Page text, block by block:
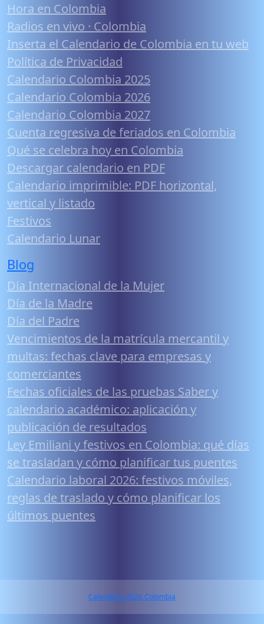
Hora en Colombia
Radios en vivo · Colombia
Inserta el Calendario de Colombia en tu web
Política de Privacidad
Calendario Colombia 2025
Calendario Colombia 2026
Calendario Colombia 2027
Cuenta regresiva de feriados en Colombia
Qué se celebra hoy en Colombia
Descargar calendario en PDF
Calendario imprimible: PDF horizontal,
vertical y listado
Festivos
Calendario Lunar
Blog
Día Internacional de la Mujer
Día de la Madre
Día del Padre
Vencimientos de la matrícula mercantil y
multas: fechas clave para empresas y
comerciantes
Fechas oficiales de las pruebas Saber y
calendario académico: aplicación y
publicación de resultados
Ley Emiliani y festivos en Colombia: qué días
se trasladan y cómo planificar tus puentes
Calendario laboral 2026: festivos móviles,
reglas de traslado y cómo planificar los
últimos puentes
Calendario 2026 Colombia